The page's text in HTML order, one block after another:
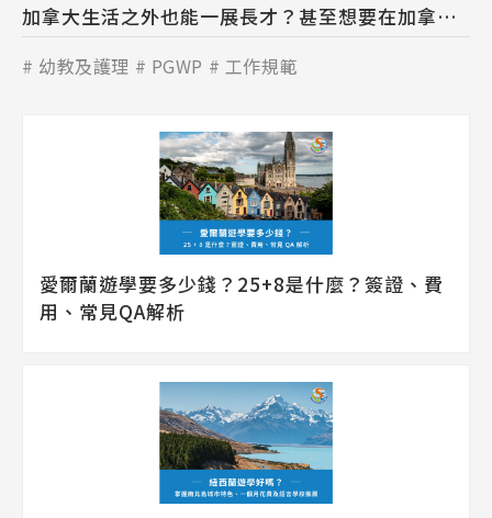
加拿大生活之外也能一展長才？甚至想要在加拿大
也能從事護理相關的工作呢？
幼教及護理 PGWP 工作規範
愛爾蘭遊學要多少錢？25+8是什麼？簽證、費
用、常見QA解析